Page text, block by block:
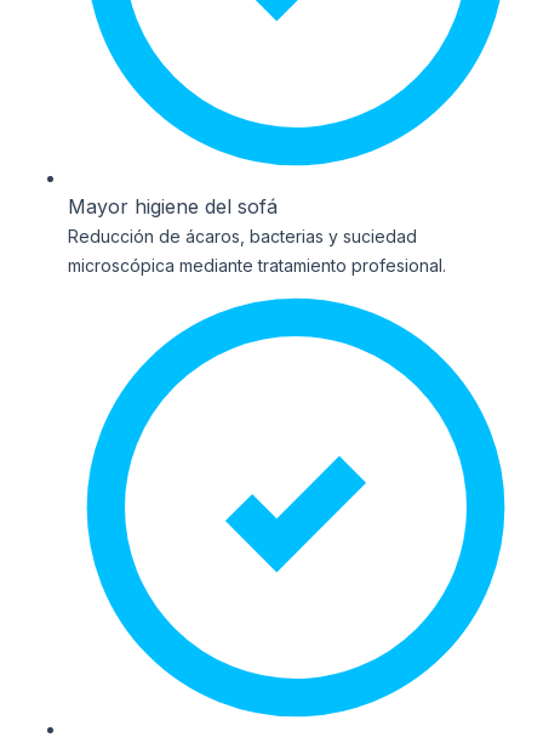
Mayor higiene del sofá
Reducción de ácaros, bacterias y suciedad
microscópica mediante tratamiento profesional.